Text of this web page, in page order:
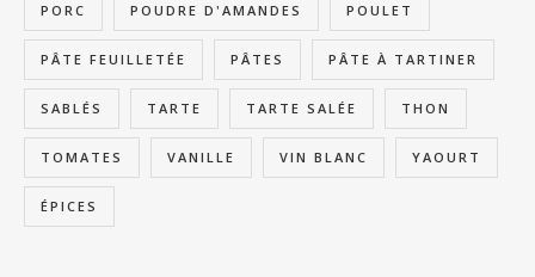
PORC POUDRE D'AMANDES POULET
PÂTE FEUILLETÉE PÂTES PÂTE À TARTINER
SABLÉS TARTE TARTE SALÉE THON
TOMATES VANILLE VIN BLANC YAOURT
ÉPICES